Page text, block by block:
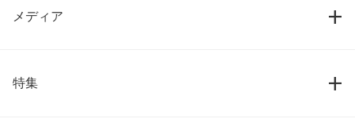
メディア
特集